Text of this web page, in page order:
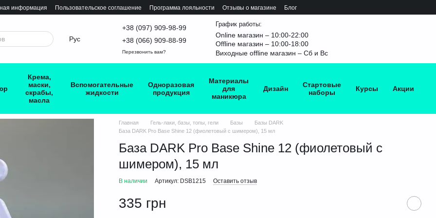
информация Пользовательское соглашение Программа лояльности Отзывы о магазине Блог
Рус
+38 (097) 909-98-99
+38 (066) 909-88-99
Перезвонить вам?
График работы:
Online магазин – 10:00-22:00
Offline магазин – 10:00-18:00
Виходные offline магазин – Сб и Вс
Крема,
маски,
скрабы,
масла
Вспомогательные
жидкости
Одноразовая
продукция
Материалы
для
маникюра
Дизайн
Стартовые
наборы
Курсы Акции
Главная Гель-лаки, базы, топы, гели Базы
Базы DARK
База DARK Pro Base Shine 12 (фиолетовый с шимером), 15 мл
База DARK Pro Base Shine 12 (фиолетовый с
шимером), 15 мл
В наличии Артикул: DSB1215 Оставить отзыв
335 грн